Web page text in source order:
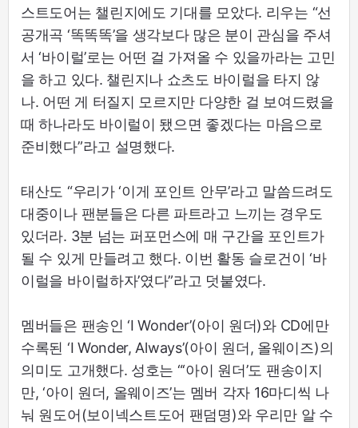
스트도어는 챌린지에도 기대를 모았다. 리우는 “선
공개곡 ‘똑똑똑’을 생각보다 많은 분이 관심을 주셔
서 ‘바이럴’로는 어떤 걸 가져올 수 있을까라는 고민
을 하고 있다. 챌린지나 쇼츠도 바이럴을 타지 않
나. 어떤 게 터질지 모르지만 다양한 걸 보여드렸을
때 하나라도 바이럴이 됐으면 좋겠다는 마음으로
준비했다”라고 설명했다.
태산도 “우리가 ‘이게 포인트 안무’라고 말씀드려도
대중이나 팬분들은 다른 파트라고 느끼는 경우도
있더라. 3분 넘는 퍼포먼스에 매 구간을 포인트가
될 수 있게 만들려고 했다. 이번 활동 슬로건이 ‘바
이럴을 바이럴하자’였다”라고 덧붙였다.
멤버들은 팬송인 ‘I Wonder’(아이 원더)와 CD에만
수록된 ‘I Wonder, Always’(아이 원더, 올웨이즈)의
의미도 고개했다. 성호는 “‘아이 원더’도 팬송이지
만, ‘아이 원더, 올웨이즈’는 멤버 각자 16마디씩 나
눠 원도어(보이넥스트도어 팬덤명)와 우리만 알 수